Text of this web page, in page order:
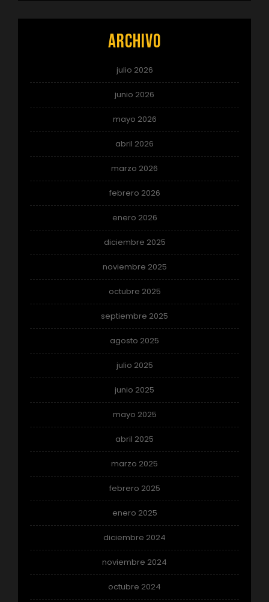
Archivo
julio 2026
junio 2026
mayo 2026
abril 2026
marzo 2026
febrero 2026
enero 2026
diciembre 2025
noviembre 2025
octubre 2025
septiembre 2025
agosto 2025
julio 2025
junio 2025
mayo 2025
abril 2025
marzo 2025
febrero 2025
enero 2025
diciembre 2024
noviembre 2024
octubre 2024